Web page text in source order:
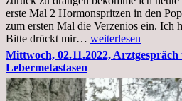
erste Mal 2 Hormonspritzen in den
zum ersten Mal die Verzenios ein. Ich
Bitte drückt mir… Mittwoch,
09.11.2022
weiterlesen
Mittwoch, 02.11.2022, Arztgespräch
Lebermetastasen